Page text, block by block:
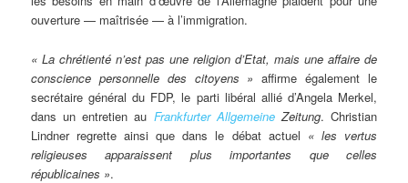
ouverture — maîtrisée — à l’immigration.
« La chrétienté n’est pas une religion d’Etat, mais une affaire de
conscience personnelle des citoyens »affirme également le
secrétaire général du FDP, le parti libéral allié d’Angela Merkel,
dans un entretien au Frankfurter AllgemeineZeitung. Christian
Lindner regrette ainsi que dans le débat actuel « les vertus
religieuses apparaissent plus importantes que celles
républicaines ».